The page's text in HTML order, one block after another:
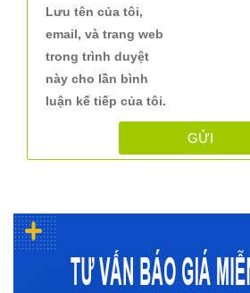
Lưu tên của tôi,
email, và trang web
trong trình duyệt
này cho lần bình
luận kế tiếp của tôi.